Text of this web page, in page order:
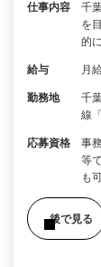
仕事内容
千
を
的
給与 月
勤務地
千
線
応募資格
事
等
も
後で見る